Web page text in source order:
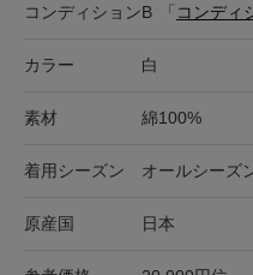
コンディションB 「 コンディ
カラー 白
素材 綿100%
着用シーズン オールシーズ
原産国 日本